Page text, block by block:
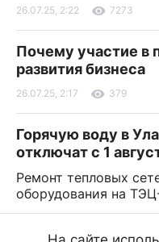
26.07.25, 2:22 7273
Почему участие в
развития бизнеса
26.07.25, 2:17 379
Горячую воду в
отключат с 1
Ремонт тепловых
оборудования на
26.07.25, 1:48 7085